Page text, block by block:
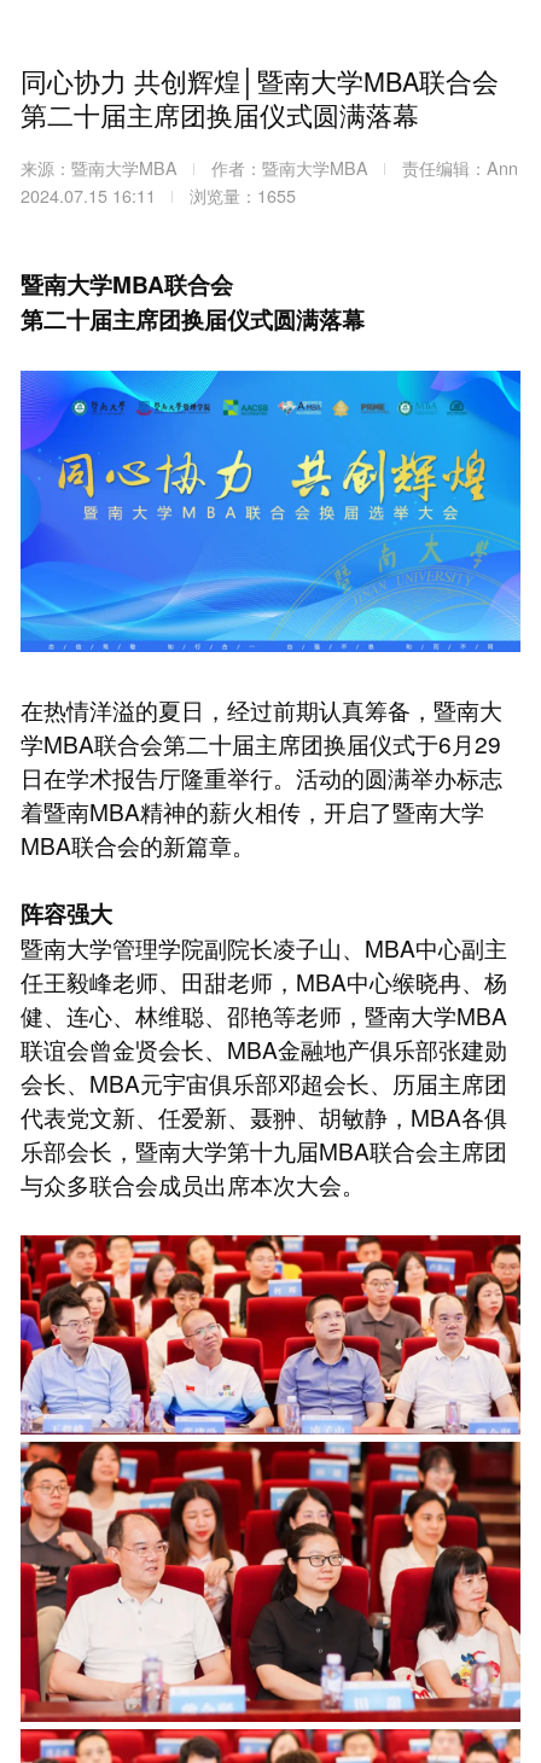
同心协力 共创辉煌│暨南大学MBA联合会
第二十届主席团换届仪式圆满落幕
来源：暨南大学MBA 作者：暨南大学MBA
责任编辑：Ann
2024.07.15 16:11
浏览量：1655
暨南大学MBA联合会
第二十届主席团换届仪式圆满落幕
在热情洋溢的夏日，经过前期认真筹备，暨南大
学MBA联合会第二十届主席团换届仪式于6月29
日在学术报告厅隆重举行。活动的圆满举办标志
着暨南MBA精神的薪火相传，开启了暨南大学
MBA联合会的新篇章。
阵容强大
暨南大学管理学院副院长凌子山、MBA中心副主
任王毅峰老师、田甜老师，MBA中心缑晓冉、杨
健、连心、林维聪、邵艳等老师，暨南大学MBA
联谊会曾金贤会长、MBA金融地产俱乐部张建勋
会长、MBA元宇宙俱乐部邓超会长、历届主席团
代表党文新、任爱新、聂翀、胡敏静，MBA各俱
乐部会长，暨南大学第十九届MBA联合会主席团
与众多联合会成员出席本次大会。